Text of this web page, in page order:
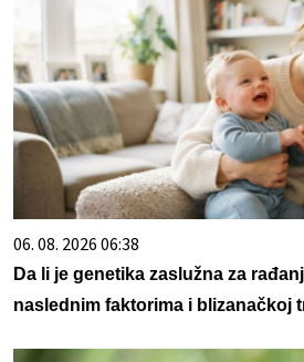
06. 08. 2026 06:38
Da li je genetika zaslužna za
naslednim faktorima i blizanačkoj